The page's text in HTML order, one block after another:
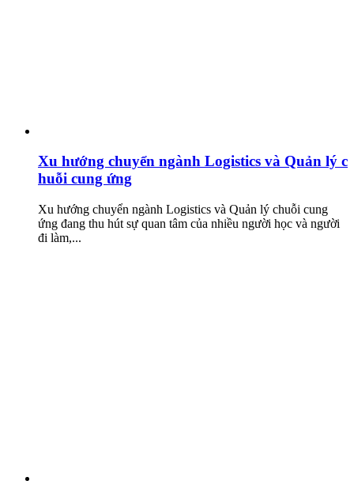
Xu hướng chuyển ngành Logistics và Quản lý c
huỗi cung ứng
Xu hướng chuyển ngành Logistics và Quản lý chuỗi cung
ứng đang thu hút sự quan tâm của nhiều người học và người
đi làm,...